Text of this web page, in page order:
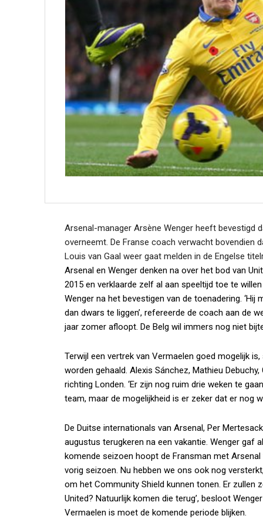
Arsenal-manager Arsène Wenger heeft bevestigd
overneemt. De Franse coach verwacht bovendien
Louis van Gaal weer gaat melden in de Engelse
Arsenal en Wenger denken na over het bod van
2015 en verklaarde zelf al aan speeltijd toe te
Wenger na het bevestigen van de toenadering.
dan dwars te liggen’, refereerde de coach aan de
jaar zomer afloopt. De Belg wil immers nog niet
Terwijl een vertrek van Vermaelen goed mogelijk
worden gehaald. Alexis Sánchez, Mathieu
richting Londen. ‘Er zijn nog ruim drie weken te
team, maar de mogelijkheid is er zeker dat er nog
De Duitse internationals van Arsenal, Per
augustus terugkeren na een vakantie. Wenger gaf
komende seizoen hoopt de Fransman met
vorig seizoen. Nu hebben we ons ook nog
om het Community Shield kunnen tonen. Er zullen
United? Natuurlijk komen die terug’, besloot
Vermaelen is moet de komende periode blijken.